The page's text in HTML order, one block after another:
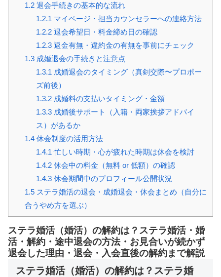
1.2退会手続きの基本的な流れ
1.2.1 マイページ・担当カウンセラーへの連絡方法
1.2.2退会希望日・料金締め日の確認
1.2.3返金有無・違約金の有無を事前にチェック
1.3成婚退会の手続きと注意点
1.3.1 成婚退会のタイミング（真剣交際〜プロポー
ズ前後）
1.3.2成婚料の支払いタイミング・金額
1.3.3成婚後サポート（入籍・両家挨拶アドバイ
ス）があるか
1.4休会制度の活用方法
1.4.1 忙しい時期・心が疲れた時期は休会を検討
1.4.2休会中の料金（無料 or 低額）の確認
1.4.3休会期間中のプロフィール公開状況
1.5ステラ婚活の退会・成婚退会・休会まとめ（自分に
合うやめ方を選ぶ）
ステラ婚活（婚活）の解約は？ステラ婚活・婚
活・解約・途中退会の方法・お見合いが続かず
退会した理由・退会・入会直後の解約まで解説
ステラ婚活（婚活）の解約は？ステラ婚